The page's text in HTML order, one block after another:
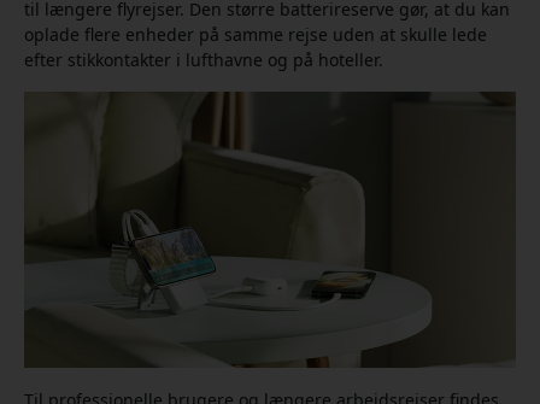
til længere flyrejser. Den større batterireserve gør, at du kan
oplade flere enheder på samme rejse uden at skulle lede
efter stikkontakter i lufthavne og på hoteller.